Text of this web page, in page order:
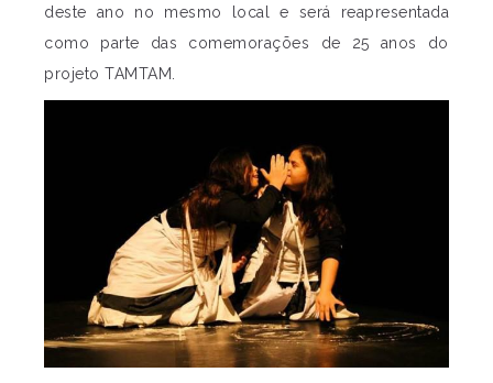
deste ano no mesmo local e será reapresentada
como parte das comemorações de 25 anos do
projeto TAMTAM.